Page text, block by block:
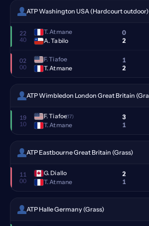
ATP Washington USA (Hardcourt outdoor)
22
40
T. Atmane
A. Tabilo
0
2
02
00
F. Tiafoe
T. Atmane
1
2
ATP Wimbledon London Great Britain
19
10
F. Tiafoe(17)
T. Atmane
3
1
ATP Eastbourne Great Britain (Grass)
11
00
G. Diallo
T. Atmane
2
1
ATP Halle Germany (Grass)